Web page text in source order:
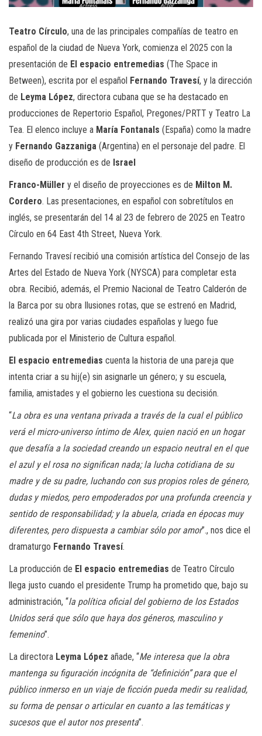
Teatro Círculo, una de las principales compañías de teatro en
español de la ciudad de Nueva York, comienza el 2025 con la
presentación de El espacio entremedias (The Space in
Between), escrita por el español Fernando Travesí, y la dirección
de Leyma López, directora cubana que se ha destacado en
producciones de Repertorio Español, Pregones/PRTT y Teatro La
Tea. El elenco incluye a María Fontanals (España) como la madre
y Fernando Gazzaniga (Argentina) en el personaje del padre. El
diseño de producción es de Israel
Franco-Müller y el diseño de proyecciones es de Milton M.
Cordero. Las presentaciones, en español con sobretítulos en
inglés, se presentarán del 14 al 23 de febrero de 2025 en Teatro
Círculo en 64 East 4th Street, Nueva York.
Fernando Travesí recibió una comisión artística del Consejo de las
Artes del Estado de Nueva York (NYSCA) para completar esta
obra. Recibió, además, el Premio Nacional de Teatro Calderón de
la Barca por su obra Ilusiones rotas, que se estrenó en Madrid,
realizó una gira por varias ciudades españolas y luego fue
publicada por el Ministerio de Cultura español.
El espacio entremedias cuenta la historia de una pareja que
intenta criar a su hij(e) sin asignarle un género; y su escuela,
familia, amistades y el gobierno les cuestiona su decisión.
“La obra es una ventana privada a través de la cual el público
verá el micro-universo íntimo de Alex, quien nació en un hogar
que desafía a la sociedad creando un espacio neutral en el que
el azul y el rosa no significan nada; la lucha cotidiana de su
madre y de su padre, luchando con sus propios roles de género,
dudas y miedos, pero empoderados por una profunda creencia y
sentido de responsabilidad; y la abuela, criada en épocas muy
diferentes, pero dispuesta a cambiar sólo por amor”., nos dice el
dramaturgo Fernando Travesí.
La producción de El espacio entremedias de Teatro Círculo
llega justo cuando el presidente Trump ha prometido que, bajo su
administración, “la política oficial del gobierno de los Estados
Unidos será que sólo que haya dos géneros, masculino y
femenino”.
La directora Leyma López añade, “Me interesa que la obra
mantenga su figuración incógnita de “definición” para que el
público inmerso en un viaje de ficción pueda medir su realidad,
su forma de pensar o articular en cuanto a las temáticas y
sucesos que el autor nos presenta”.